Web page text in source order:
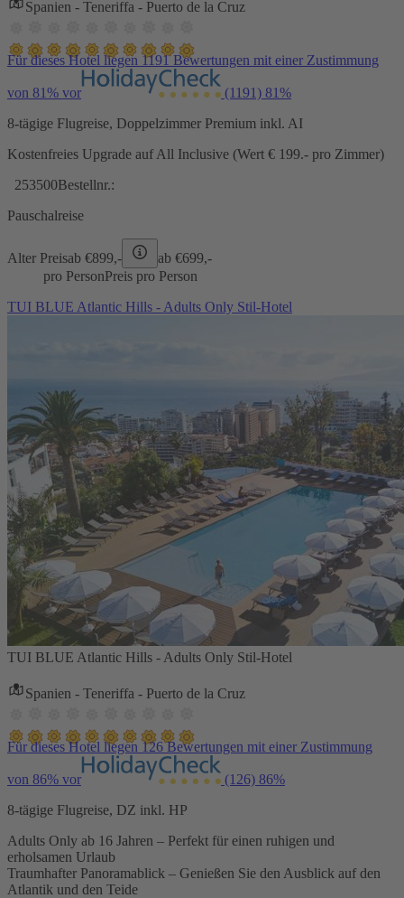
Spanien - Teneriffa - Puerto de la Cruz
Für dieses Hotel liegen 1191 Bewertungen mit einer Zustimmung
von 81% vor (1191) 81%
8-tägige Flugreise, Doppelzimmer Premium inkl. AI
Kostenfreies Upgrade auf All Inclusive (Wert € 199.- pro Zimmer)
253500Bestellnr.:
Pauschalreise
Alter Preisab €899,- ab €699,-
pro PersonPreis pro Person
TUI BLUE Atlantic Hills - Adults Only Stil-Hotel
TUI BLUE Atlantic Hills - Adults Only Stil-Hotel
Spanien - Teneriffa - Puerto de la Cruz
Für dieses Hotel liegen 126 Bewertungen mit einer Zustimmung
von 86% vor (126) 86%
8-tägige Flugreise, DZ inkl. HP
Adults Only ab 16 Jahren – Perfekt für einen ruhigen und
erholsamen Urlaub
Traumhafter Panoramablick – Genießen Sie den Ausblick auf den
Atlantik und den Teide